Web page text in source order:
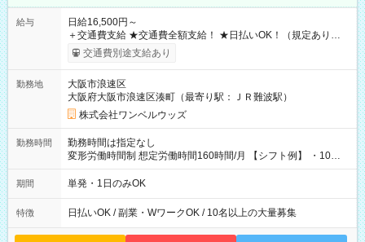
給与
日給16,500円～
＋交通費支給 ★交通費全額支給！ ★日払いOK！（規定あり） ┗
働いたその日に現金GET♪ お仕事後はコンビニATMから 日払
交通費別途支給あり
勤務地
大阪市浪速区
大阪府大阪市浪速区湊町（最寄り駅：ＪＲ難波駅）
株式会社ワンベルウッズ
勤務時間
勤務時間は指定なし
変形労働時間制 想定労働時間160時間/月 【シフト例】 ・10：
00～20：00
期間 単発・1日のみOK
特徴 日払いOK / 副業・WワークOK / 10名以上の大量募集